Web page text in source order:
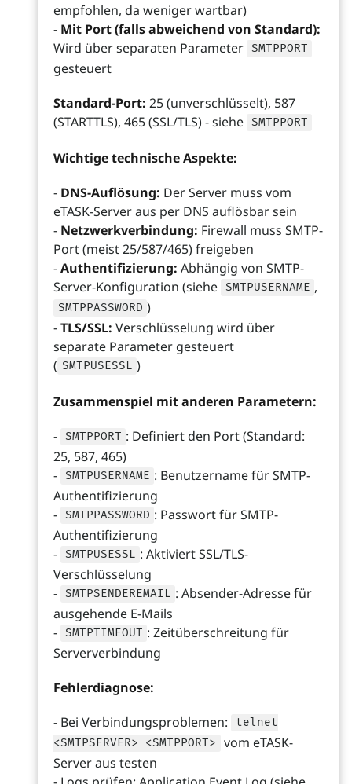
empfohlen, da weniger wartbar)
- Mit Port (falls abweichend von Standard):
Wird über separaten Parameter SMTPPORT
gesteuert
Standard-Port: 25 (unverschlüsselt), 587
(STARTTLS), 465 (SSL/TLS) - siehe SMTPPORT
Wichtige technische Aspekte:
- DNS-Auflösung: Der Server muss vom
eTASK-Server aus per DNS auflösbar sein
- Netzwerkverbindung: Firewall muss SMTP-
Port (meist 25/587/465) freigeben
-Authentifizierung: Abhängig von SMTP-
Server-Konfiguration (siehe SMTPUSERNAME ,
SMTPPASSWORD )
-TLS/SSL: Verschlüsselung wird über
separate Parameter gesteuert
( SMTPUSESSL )
Zusammenspiel mit anderen Parametern:
- SMTPPORT : Definiert den Port (Standard:
25, 587, 465)
- SMTPUSERNAME : Benutzername für SMTP-
Authentifizierung
- SMTPPASSWORD : Passwort für SMTP-
Authentifizierung
- SMTPUSESSL : Aktiviert SSL/TLS-
Verschlüsselung
- SMTPSENDEREMAIL : Absender-Adresse für
ausgehende E-Mails
- SMTPTIMEOUT : Zeitüberschreitung für
Serververbindung
Fehlerdiagnose:
- Bei Verbindungsproblemen:
telnet
<SMTPSERVER> <SMTPPORT>
vom eTASK-
Server aus testen